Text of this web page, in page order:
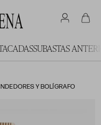
SUBASTAS
Y BOLÍGRAFO